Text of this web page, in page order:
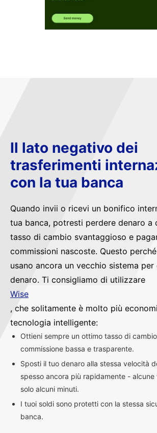
Il lato negativo dei
trasferimenti
con la tua banca
Quando invii o ricevi un bonifico
tua banca, potresti perdere denaro a
tasso di cambio svantaggioso e
commissioni nascoste. Questo
usano ancora un vecchio sistema
denaro. Ti consigliamo di utilizzare
Wise
, che solitamente è molto più
tecnologia intelligente:
Ottieni sempre un ottimo tasso di
commissione bassa e trasparente.
Sposti il tuo denaro alla stessa velocità
spesso ancora più rapidamente -
solo alcuni minuti.
I tuoi soldi sono protetti con la stessa
banca.